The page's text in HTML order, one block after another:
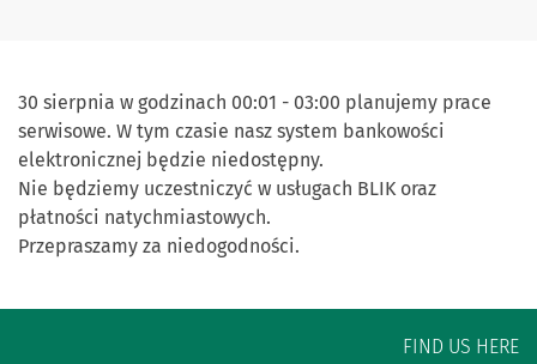
30 sierpnia w godzinach 00:01 - 03:00 planujemy prace
serwisowe. W tym czasie nasz system bankowości
elektronicznej będzie niedostępny.
Nie będziemy uczestniczyć w usługach BLIK oraz
płatności natychmiastowych.
Przepraszamy za niedogodności.
FIND US HERE